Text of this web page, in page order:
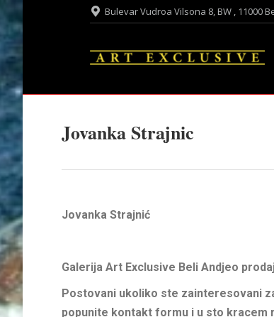
Bulevar Vudroa Vilsona 8, BW , 11000
Jovanka Strajnic
Jovanka Strajnić
Galerija Art Exclusive Beli Andjeo
Postovani ukoliko ste zainteresovani
popunite kontakt formu i u sto kracem